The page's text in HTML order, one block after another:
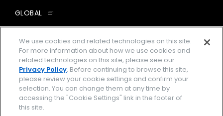
GLOBAL
facebookinstagramtwitter
企業情報 ご利用規約
プライバシーポリシー Cookies Settings
We use cookies and related technologies on this site.
For more information about how we use cookies and
related technologies on this site, please see our
Privacy Policy. Before continuing to browse this site,
please review your cookie settings and confirm your
selection. You can change them at any time by
accessing the "Cookie Settings" link in the footer of
this site.